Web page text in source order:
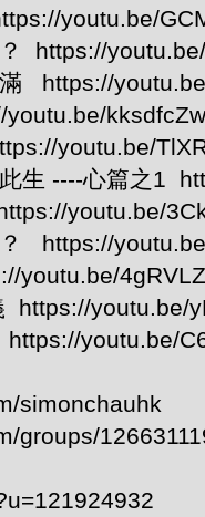
youtu.be/
https://
https://
youtu.be/
生 ----心篇之1
youtu.be/
https://
youtu.be/
https://youtu.be/
youtu.be/
simonchauhk
groups/